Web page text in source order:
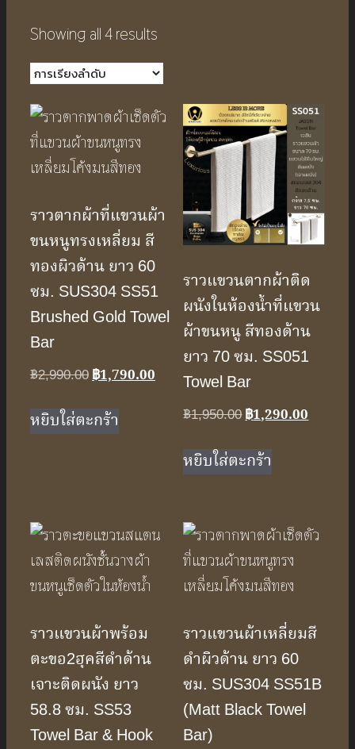
Showing all 4 results
ราวตากผ้าที่แขวนผ้า
ขนหนูทรงเหลี่ยม สี
ทองผิวด้าน ยาว 60
ซม. SUS304 SS51
Brushed Gold Towel
Bar
฿2,990.00Original
was:
฿2,990.00.
฿1,790.00 Current
หยิบใส่ตะกร้า
ราวแขวนตากผ้าติด
ผนังในห้องน้ำที่แขวน
ผ้าขนหนู สีทองด้าน
ยาว 70 ซม. SS051
Towel Bar
฿1,950.00Original
was:
฿1,950.00.
฿1,290.00
หยิบใส่ตะกร้า
ราวแขวนผ้าพร้อม
ตะขอ2ฮุคสีดำด้าน
เจาะติดผนัง ยาว
58.8 ซม. SS53
Towel Bar & Hook
ราวแขวนผ้าเหลี่ยมสี
ดำผิวด้าน ยาว 60
ซม. SUS304 SS51B
(Matt Black Towel
Bar)